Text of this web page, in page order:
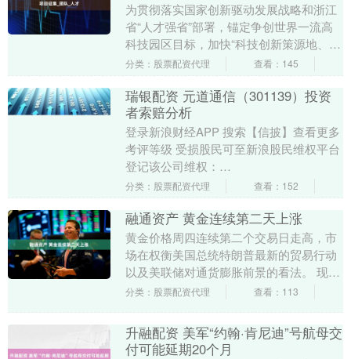
为贯彻落实国家创新驱动发展战略和浙江
省“人才强省”部署，锚定争创世界一流高
科技园区目标，加快“科技创新策源地、成
果转化首选地、数字经济发展新高地、青
分类：股票配资代理 查看：145
瑞银配资 元道通信（301139）投资
者索赔分析
登录新浪财经APP 搜索【信披】查看更多
考评等级 受损股民可至新浪股民维权平台
登记该公司维权：
http://wq.finance.sina.com.cn/ 关注....
分类：股票配资代理 查看：152
融通资产 黄金连续第二天上涨
黄金价格周四连续第二个交易日走高，市
场在权衡美国总统特朗普最新的贸易行动
以及美联储对通货膨胀前景的看法。 现货
黄金周四在每盎司约3，320美元附近波
分类：股票配资代理 查看：113
升融配资 美军“约翰·肯尼迪”号航母交
付可能延期20个月